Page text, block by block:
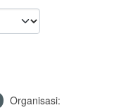
Organisasi: